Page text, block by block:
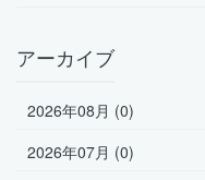
アーカイブ
2026年08月 (0)
2026年07月 (0)